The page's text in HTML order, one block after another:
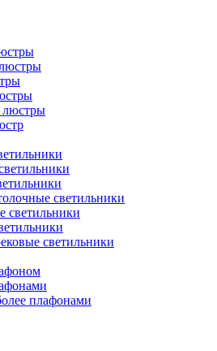
люстры
светильники
светильники
светильники
плафонами